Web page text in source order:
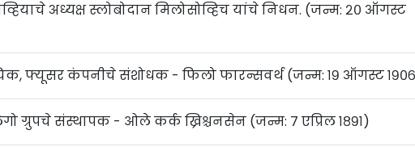
अध्यक्ष स्लोबोदान मिलोसोव्हिच यांचे निधन. (जन्म: २० ऑगस्ट
फ्यूसर कंपनीचे संशोधक - फिलो फारन्सवर्थ (जन्म: १९ ऑगस्ट
ग्रुपचे संस्थापक - ओले कर्क ख्रिश्चनसेन (जन्म: ७ एप्रिल १८९१)